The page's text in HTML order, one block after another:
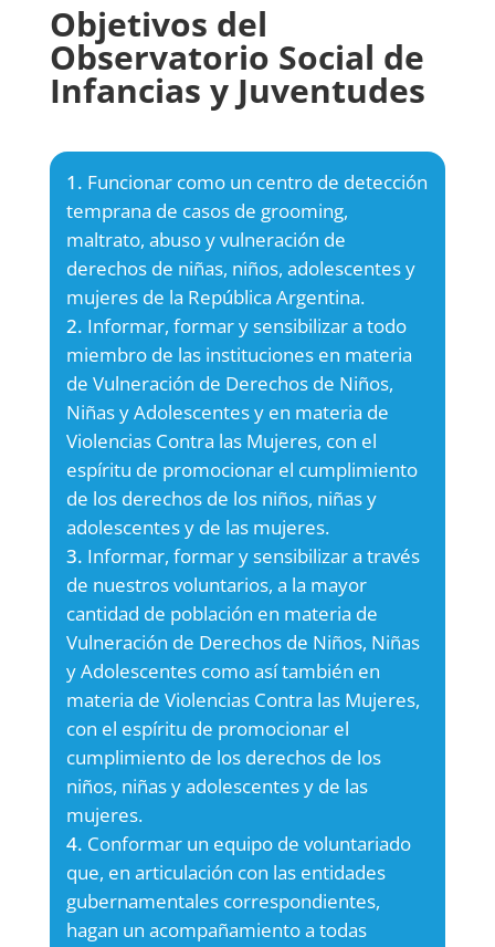
Objetivos del
Observatorio Social de
Infancias y Juventudes
Funcionar como un centro de detección
temprana de casos de grooming,
maltrato, abuso y vulneración de
derechos de niñas, niños, adolescentes y
mujeres de la República Argentina.
Informar, formar y sensibilizar a todo
miembro de las instituciones en materia
de Vulneración de Derechos de Niños,
Niñas y Adolescentes y en materia de
Violencias Contra las Mujeres, con el
espíritu de promocionar el cumplimiento
de los derechos de los niños, niñas y
adolescentes y de las mujeres.
Informar, formar y sensibilizar a través
de nuestros voluntarios, a la mayor
cantidad de población en materia de
Vulneración de Derechos de Niños, Niñas
y Adolescentes como así también en
materia de Violencias Contra las Mujeres,
con el espíritu de promocionar el
cumplimiento de los derechos de los
niños, niñas y adolescentes y de las
mujeres.
Conformar un equipo de voluntariado
que, en articulación con las entidades
gubernamentales correspondientes,
hagan un acompañamiento a todas